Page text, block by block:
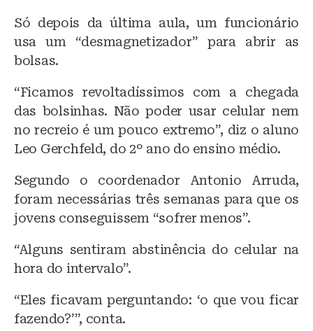
Só depois da última aula, um funcionário
usa um “desmagnetizador” para abrir as
bolsas.
“Ficamos revoltadíssimos com a chegada
das bolsinhas. Não poder usar celular nem
no recreio é um pouco extremo”, diz o aluno
Leo Gerchfeld, do 2º ano do ensino médio.
Segundo o coordenador Antonio Arruda,
foram necessárias três semanas para que os
jovens conseguissem “sofrer menos”.
“Alguns sentiram abstinência do celular na
hora do intervalo”.
“Eles ficavam perguntando: ‘o que vou ficar
fazendo?’”, conta.